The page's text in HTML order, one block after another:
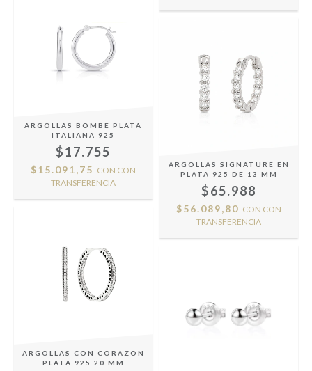
ARGOLLAS BOMBE PLATA
ITALIANA 925
$17.755
$15.091,75 CON CON
TRANSFERENCIA
ARGOLLAS SIGNATURE EN
PLATA 925 DE 13 MM
$65.988
$56.089,80 CON CON
TRANSFERENCIA
ARGOLLAS CON CORAZON
PLATA 925 20 MM